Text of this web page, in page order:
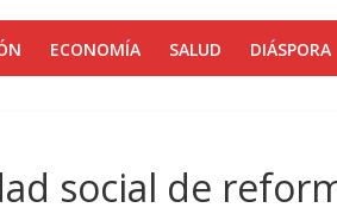
ECONOMÍA SALUD DIÁSPORA
social de